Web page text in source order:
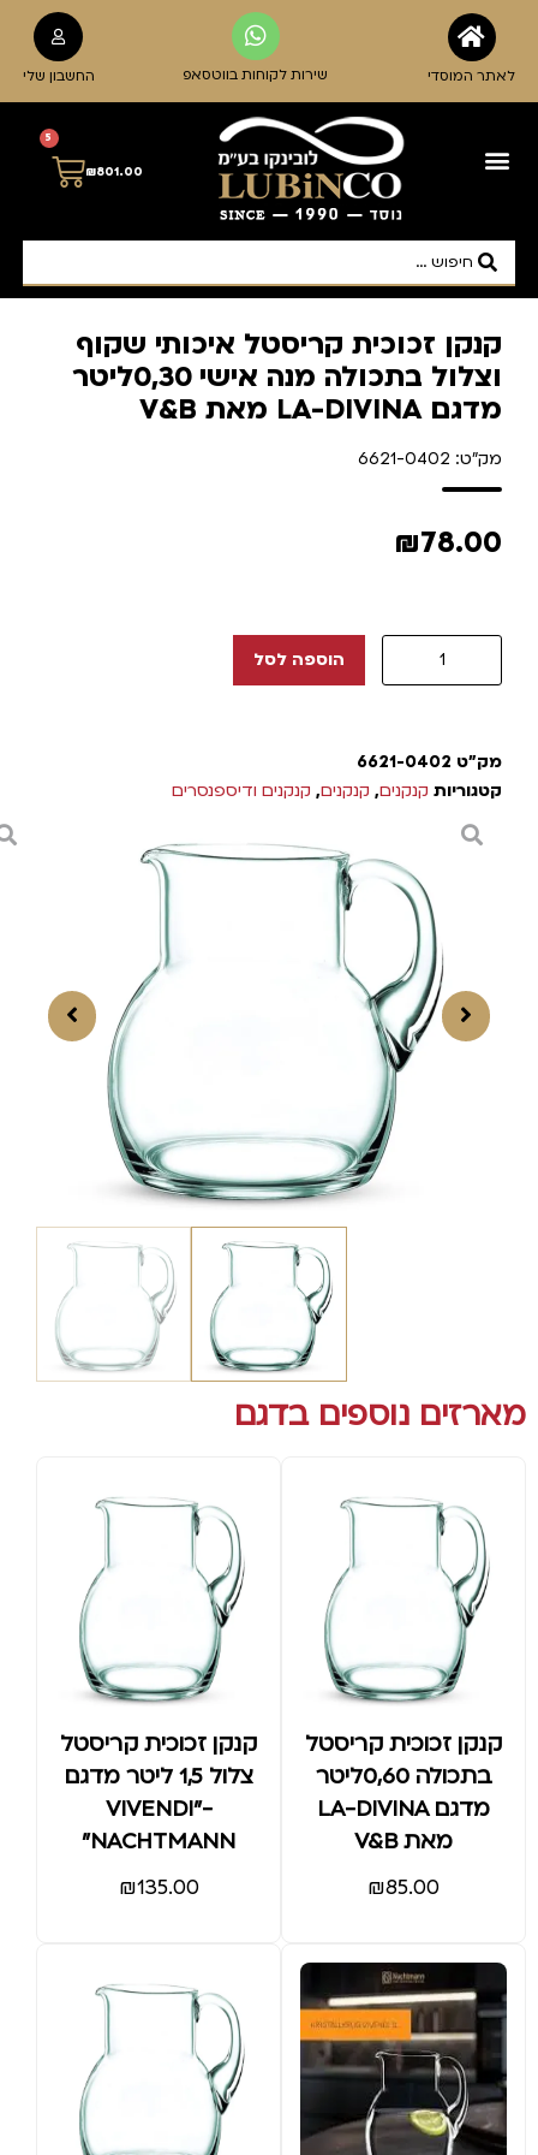
לאתר המוסדי שירות לקוחות בווטסאפ החשבון שלי
₪801.00
5
קנקן זכוכית קריסטל איכותי שקוף
וצלול בתכולה מנה אישי 0,30ליטר
מדגם LA-DIVINA מאת V&B
מק"ט: 6621-0402
₪78.00
הוספה לסל
מק"ט 6621-0402
קטגוריות קנקנים, קנקנים, קנקנים ודיספנסרים
מארזים נוספים בדגם
קנקן זכוכית קריסטל
בתכולה 0,60ליטר
מדגם LA-DIVINA
מאת V&B
₪85.00
קנקן זכוכית קריסטל
צלול 1,5 ליטר מדגם
VIVENDI"-
NACHTMANN"
₪135.00